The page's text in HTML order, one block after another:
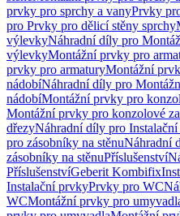
prvky pro sprchy a vanyPrvky
pro Prvky pro dělicí stěny sprchy
výlevkyNáhradní díly pro
výlevkyMontážní prvky pro
prvky pro armaturyMontážní
nádobíNáhradní díly pro
nádobíMontážní prvky pro
Montážní prvky pro konzolové
dřezyNáhradní díly pro
pro zásobníky na stěnuNáhradní
zásobníky na stěnuPříslušenství
PříslušenstvíGeberit Kombifix
Instalační prvkyPrvky pro WC
WCMontážní prvky pro